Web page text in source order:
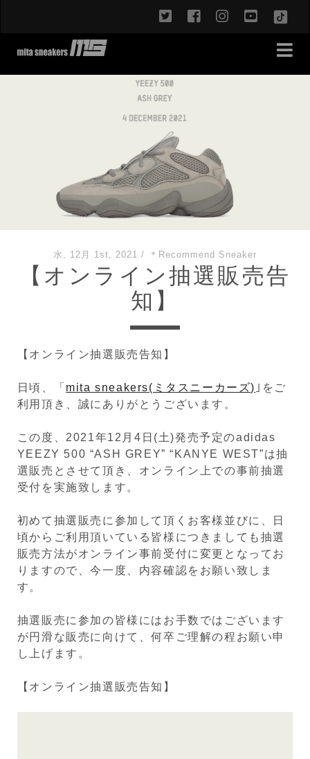
twitterfacebookinstagram
水, 12月 1st, 2021 / ＊Recommend Sneaker
【オンライン抽選販売告
知】
【オンライン抽選販売告知】
日頃、「 mita sneakers(ミタスニーカーズ) ｣をご
利用頂き、誠にありがとうございます。
この度、2021年12月4日(土)発売予定のadidas
YEEZY 500 “ASH GREY” “KANYE WEST”は抽
選販売とさせて頂き、オンライン上での事前抽選
受付を実施致します。
初めて抽選販売に参加して頂くお客様並びに、日
頃からご利用頂いている皆様につきましても抽選
販売方法がオンライン事前受付に変更となってお
りますので、今一度、内容確認をお願い致しま
す。
抽選販売に参加の皆様にはお手数ではございます
が円滑な販売に向けて、何卒ご理解の程お願い申
し上げます。
【オンライン抽選販売告知】